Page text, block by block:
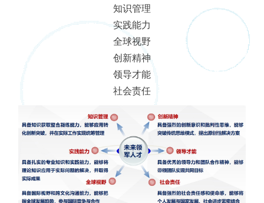
知识管理
实践能力
全球视野
创新精神
领导才能
社会责任